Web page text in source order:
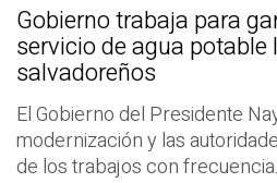
Gobierno trabaja para
servicio de agua
salvadoreños
El Gobierno del Presidente
modernización y las
de los trabajos con frecuencia.